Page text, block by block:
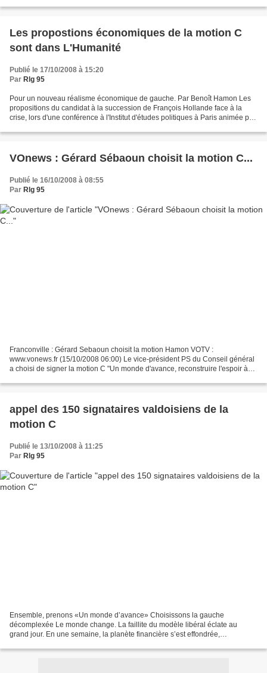
Les propostions économiques de la motion C
sont dans L'Humanité
Publié le 17/10/2008 à 15:20
Par Rlg 95
Pour un nouveau réalisme économique de gauche. Par Benoît Hamon Les
propositions du candidat à la succession de François Hollande face à la
crise, lors d'une conférence à l'Institut d'études politiques à Paris animée par
VOnews : Gérard Sébaoun choisit la motion C...
Publié le 16/10/2008 à 08:55
Par Rlg 95
Franconville : Gérard Sebaoun choisit la motion Hamon VOTV :
www.vonews.fr (15/10/2008 06:00) Le vice-président PS du Conseil général
a choisi de signer la motion C "Un monde d'avance, reconstruire l'espoir à
appel des 150 signataires valdoisiens de la
motion C
Publié le 13/10/2008 à 11:25
Par Rlg 95
Ensemble, prenons «Un monde d’avance» Choisissons la gauche
décomplexée Le monde change. La faillite du modèle libéral éclate au
grand jour. En une semaine, la planète financière s’est effondrée,